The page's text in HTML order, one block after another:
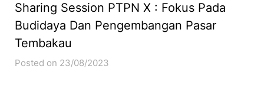
Sharing Session PTPN X : Fokus Pada
Budidaya Dan Pengembangan Pasar
Tembakau
Posted on 23/08/2023